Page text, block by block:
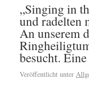
„Singing in
und radelten
An unserem
besucht.
Veröffentlicht unter